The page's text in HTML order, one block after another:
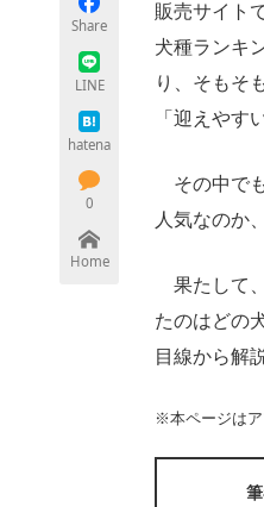
Share
LINE
hatena
0
Home
販売サイト
犬種ランキ
り、そもそ
「迎えや
その中で
人気なのか
果たして
たのはどの
目線から解
※本ページは